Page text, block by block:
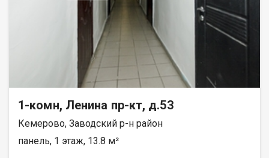
1-комн, Ленина пр-кт, д.53
Кемерово, Заводский р-н район
панель, 1 этаж, 13.8 м²